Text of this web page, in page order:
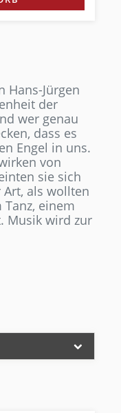
Hans-Jürgen
der
wer genau
dass es
Engel in uns.
von
sie sich
als wollten
einem
Musik wird zur